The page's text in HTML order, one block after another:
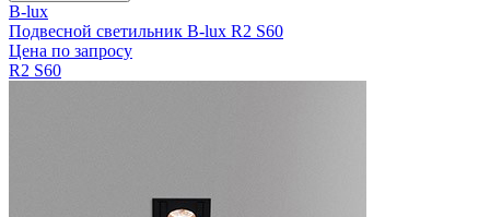
B-lux
Подвесной светильник B-lux R2 S60
Цена по запросу
R2 S60